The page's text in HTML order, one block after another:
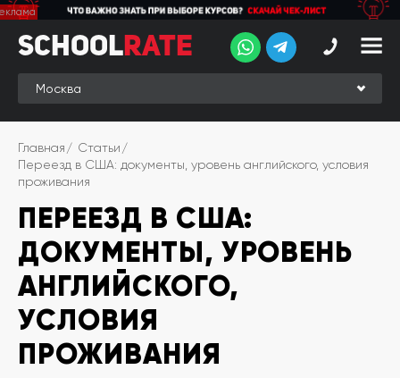
School
Rate
Рейтинг
Online-
рейтинг
студентов
Обзоры
экспертов
Новые
группы
Ищу курс:
английского
SchoolRate
Главная
Статьи
Переезд в США: документы, уровень английского, условия
проживания
ПЕРЕЕЗД В США:
ДОКУМЕНТЫ, УРОВЕНЬ
АНГЛИЙСКОГО,
УСЛОВИЯ
ПРОЖИВАНИЯ